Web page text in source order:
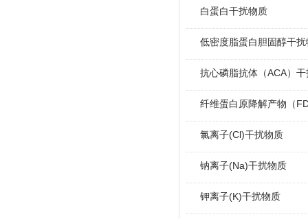
白蛋白干扰物质
低密度脂蛋白胆固醇干扰
抗心磷脂抗体（ACA）
纤维蛋白原降解产物（
氯离子(Cl)干扰物质
钠离子(Na)干扰物质
钾离子(K)干扰物质